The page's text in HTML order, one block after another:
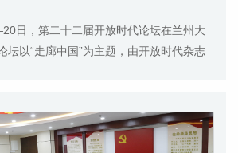
日，第二十二届开放时代论坛在兰州大
坛以“走廊中国”为主题，由开放时代杂志